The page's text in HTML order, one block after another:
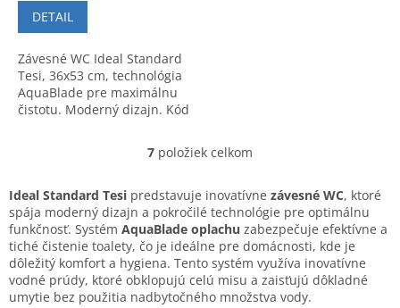
DETAIL
Závesné WC Ideal Standard
Tesi, 36x53 cm, technológia
AquaBlade pre maximálnu
čistotu. Moderný dizajn. Kód
O
l
á
d
a
c
i
e
7 položiek celkom
Ideal Standard Tesi predstavuje inovatívne závesné WC, ktoré
spája moderný dizajn a pokročilé technológie pre optimálnu
funkčnosť. Systém AquaBlade oplachu zabezpečuje efektívne a
tiché čistenie toalety, čo je ideálne pre domácnosti, kde je
dôležitý komfort a hygiena. Tento systém využíva inovatívne
vodné prúdy, ktoré obklopujú celú misu a zaisťujú dôkladné
umytie bez použitia nadbytočného množstva vody.